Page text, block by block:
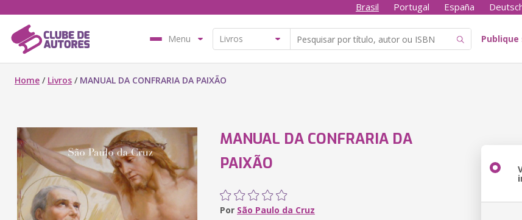
Brasil Portugal España
Menu Publique
Home / Livros / MANUAL DA CONFRARIA DA PAIXÃO
MANUAL DA CONFRARIA DA
PAIXÃO
Por São Paulo da Cruz